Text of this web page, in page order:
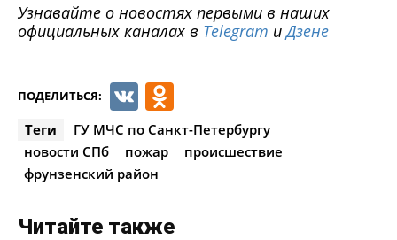
Узнавайте о новостях первыми в наших
официальных каналах в Telegram иДзене
ПОДЕЛИТЬСЯ: VK
Теги
ГУ МЧС по Санкт-Петербургу
новости СПб
пожар
происшествие
фрунзенский район
Читайте также